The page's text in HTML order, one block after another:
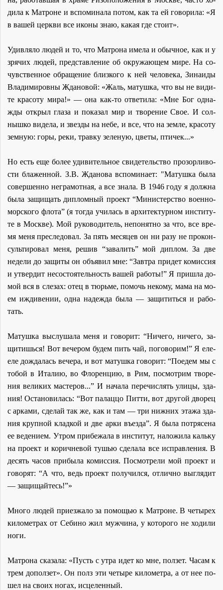
ди­ла к Мат­роне и вспо­ми­на­ла по­том, как та ей го­во­ри­ла: «Я
в ва­шей церк­ви все ико­ны знаю, ка­кая где сто­ит».
Удив­ля­ло лю­дей и то, что Мат­ро­на име­ла и обыч­ное, как и у
зря­чих лю­дей, пред­став­ле­ние об окру­жа­ю­щем ми­ре. На со­
чув­ствен­ное об­ра­ще­ние близ­ко­го к ней че­ло­ве­ка, Зи­на­и­ды
Вла­ди­ми­ров­ны Жда­но­вой: «Жаль, ма­туш­ка, что вы не ви­ди­
те кра­со­ту ми­ра!» — она как-то от­ве­ти­ла: «Мне Бог од­на­
жды от­крыл гла­за и по­ка­зал мир и тво­ре­ние Свое. И сол­
ныш­ко ви­де­ла, и звез­ды на небе, и все, что на зем­ле, кра­со­ту
зем­ную: го­ры, ре­ки, трав­ку зе­ле­ную, цве­ты, пти­чек...»
Но есть еще бо­лее уди­ви­тель­ное сви­де­тель­ство про­зор­ли­во­
сти бла­жен­ной. З.В. Жда­но­ва вспо­ми­на­ет: "Ма­туш­ка бы­ла
со­вер­шен­но негра­мот­ная, а все зна­ла. В 1946 го­ду я долж­на
бы­ла за­щи­щать ди­плом­ный про­ект “Ми­ни­стер­ство во­ен­но-
мор­ско­го фло­та” (я то­гда учи­лась в ар­хи­тек­тур­ном ин­сти­ту­
те в Москве). Мой ру­ко­во­ди­тель, непо­нят­но за что, все вре­
мя ме­ня пре­сле­до­вал. За пять ме­ся­цев он ни ра­зу не про­кон­
суль­ти­ро­вал ме­ня, ре­шив “за­ва­лить” мой ди­плом. За две
неде­ли до за­щи­ты он объ­явил мне: “Зав­тра при­дет ко­мис­сия
и утвер­дит несо­сто­я­тель­ность ва­шей ра­бо­ты!” Я при­шла до­
мой вся в сле­зах: отец в тюрь­ме, по­мочь неко­му, ма­ма на мо­
ем ижди­ве­нии, од­на на­деж­да бы­ла — за­щи­тить­ся и ра­бо­
тать.
Ма­туш­ка вы­слу­ша­ла ме­ня и го­во­рит: “Ни­че­го, ни­че­го, за­
щи­тишь­ся! Вот ве­че­ром бу­дем пить чай, по­го­во­рим!” Я еле-
еле до­жда­лась ве­че­ра, и вот ма­туш­ка го­во­рит: “По­едем мы с
то­бой в Ита­лию, во Фло­рен­цию, в Рим, по­смот­рим тво­ре­
ния ве­ли­ких ма­сте­ров...” И на­ча­ла пе­ре­чис­лять ули­цы, зда­
ния! Оста­но­ви­лась: “Вот па­лац­цо Пит­ти, вот дру­гой дво­рец
с ар­ка­ми, сде­лай так же, как и там — три ниж­них эта­жа зда­
ния круп­ной клад­кой и две ар­ки въез­да”. Я бы­ла по­тря­се­на
ее ве­де­ни­ем. Утром при­бе­жа­ла в ин­сти­тут, на­ло­жи­ла каль­ку
на про­ект и ко­рич­не­вой ту­шью сде­ла­ла все ис­прав­ле­ния. В
де­сять ча­сов при­бы­ла ко­мис­сия. По­смот­ре­ли мой про­ект и
го­во­рят: “А что, ведь про­ект по­лу­чил­ся, от­лич­но вы­гля­дит
— за­щи­щай­тесь!”»
Мно­го лю­дей при­ез­жа­ло за по­мо­щью к Мат­роне. В че­ты­рех
ки­ло­мет­рах от Се­би­но жил муж­чи­на, у ко­то­ро­го не хо­ди­ли
но­ги.
Мат­ро­на ска­за­ла: «Пусть с утра идет ко мне, пол­зет. Ча­сам к
трем до­пол­зет». Он полз эти че­ты­ре ки­ло­мет­ра, а от нее по­
шел на сво­их но­гах, ис­це­лен­ный.